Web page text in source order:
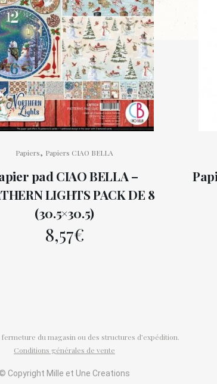
Papiers, Papiers CIAO BELLA
pad CIAO BELLA –
LIGHTS PACK DE 8
(30.5×30.5)
8,57€
du magasin ou des structures d’expédition.
Conditions générales de vente
© Copyright Mille et Une Creations